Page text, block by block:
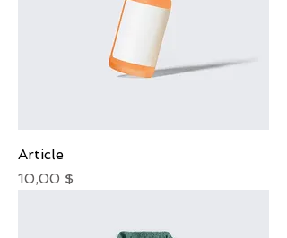
Article
Prix
10,00 $